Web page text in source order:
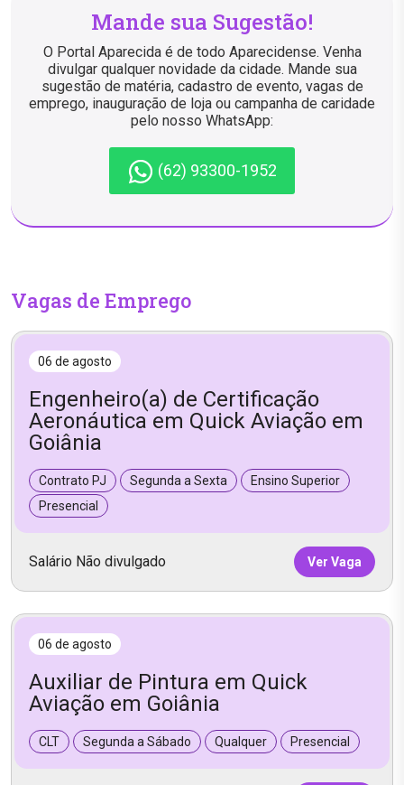
Mande sua Sugestão!
O Portal Aparecida é de todo Aparecidense. Venha
divulgar qualquer novidade da cidade. Mande sua
sugestão de matéria, cadastro de evento, vagas de
emprego, inauguração de loja ou campanha de caridade
pelo nosso WhatsApp:
(62) 93300-1952
Vagas de Emprego
06 de agosto
Engenheiro(a) de Certificação
Aeronáutica em Quick Aviação em
Goiânia
Contrato PJ Segunda a Sexta
Ensino Superior
Presencial
Salário Não divulgado Ver Vaga
06 de agosto
Auxiliar de Pintura em Quick
Aviação em Goiânia
CLT Segunda a Sábado Qualquer Presencial